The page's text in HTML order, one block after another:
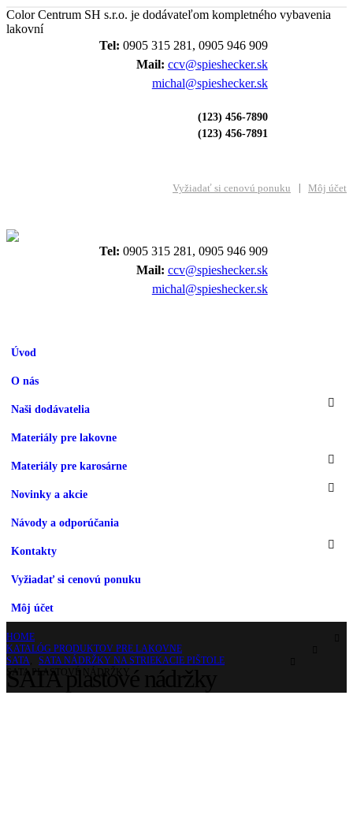
Color Centrum SH s.r.o. je dodávateľom kompletného vybavenia
lakovní
Tel: 0905 315 281, 0905 946 909
Mail: ccv@spieshecker.sk
michal@spieshecker.sk
(123) 456-7890
(123) 456-7891
Vyžiadať si cenovú ponuku Môj účet
Tel: 0905 315 281, 0905 946 909
Mail: ccv@spieshecker.sk
michal@spieshecker.sk
Úvod
O nás
Naši dodávatelia
Materiály pre lakovne
Materiály pre karosárne
Novinky a akcie
Návody a odporúčania
Kontakty
Vyžiadať si cenovú ponuku
Môj účet
HOME
KATALÓG PRODUKTOV PRE LAKOVNE
SATA
SATA NÁDRŽKY NA STRIEKACIE PIŠTOLE